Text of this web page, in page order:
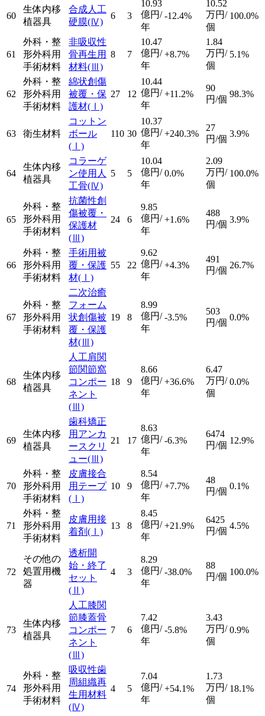
60
生体内移
植器具
合成人工
硬膜(Ⅳ)
6 3
10.93
億円/
年
-12.4%
10.52
万円/
個
100.0%
61
外科・整
形外科用
手術材料
非吸収性
骨再生用
材料(Ⅲ)
8 7
10.47
億円/
年
+8.7%
1.84
万円/
個
5.1%
62
外科・整
形外科用
手術材料
綿状創傷
被覆・保
護材(Ⅰ)
27 12
10.44
億円/
年
+11.2%
90
円/個
98.3%
63 衛生材料
コットン
ボール
(Ⅰ)
110 30
10.37
億円/
年
+240.3%
27
円/個
3.9%
64
生体内移
植器具
コラーゲ
ン使用人
工骨(Ⅳ)
5 5
10.04
億円/
年
0.0%
2.09
万円/
個
100.0%
65
外科・整
形外科用
手術材料
抗菌性創
傷被覆・
保護材
(Ⅲ)
24 6
9.85
億円/
年
+1.6%
488
円/個 3.9%
66
外科・整
形外科用
手術材料
手術用被
覆・保護
材(Ⅰ)
55 22
9.62
億円/
年
+4.3%
491
円/個
26.7%
67
外科・整
形外科用
手術材料
二次治癒
フォーム
状創傷被
覆・保護
材(Ⅲ)
19 8
8.99
億円/
年
-3.5%
503
円/個
0.0%
68
生体内移
植器具
人工肩関
節関節窩
コンポー
ネント
(Ⅲ)
18 9
8.66
億円/
年
+36.6%
6.47
万円/
個
0.0%
69
生体内移
植器具
歯科矯正
用アンカ
ースクリ
ュー(Ⅲ)
21 17
8.63
億円/
年
-6.3%
6474
円/個 12.9%
70
外科・整
形外科用
手術材料
皮膚接合
用テープ
(Ⅰ)
10 9
8.54
億円/
年
+7.7%
48
円/個
0.1%
71
外科・整
形外科用
手術材料
皮膚用接
着剤(Ⅰ)
13 8
8.45
億円/
年
+21.9%
6425
円/個
4.5%
72
その他の
処置用機
器
透析開
始・終了
セット
(Ⅱ)
4 3
8.29
億円/
年
-38.0%
88
円/個 100.0%
73
生体内移
植器具
人工膝関
節膝蓋骨
コンポー
ネント
(Ⅲ)
7 6
7.42
億円/
年
-5.8%
3.43
万円/
個
0.9%
74
外科・整
形外科用
手術材料
吸収性歯
周組織再
生用材料
(Ⅳ)
4 5
7.04
億円/
年
+54.1%
1.73
万円/
個
18.1%